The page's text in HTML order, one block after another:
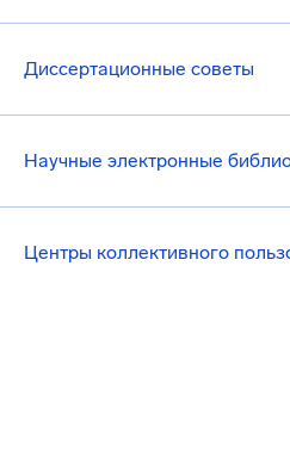
Диссертационные советы
Научные электронные
Центры коллективного